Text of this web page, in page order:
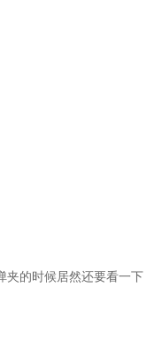
夹的时候居然还要看一下